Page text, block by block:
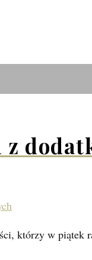
którzy w piątek